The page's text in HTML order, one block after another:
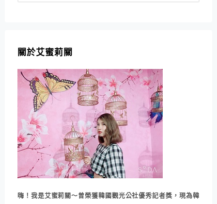
關於艾蜜莉關
嗨！我是艾蜜莉關～曾榮獲韓國觀光公社優秀記者獎，現為韓